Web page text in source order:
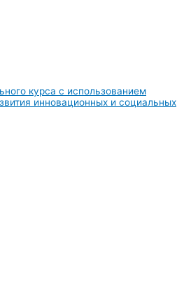
курса с использованием
инновационных и социальных